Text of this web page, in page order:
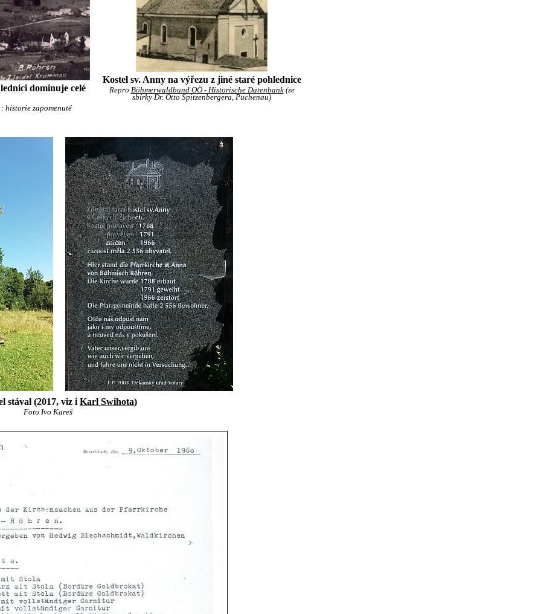
dominuje celé
historie zapomenuté
Kostel sv. Anny na výřezu z jiné staré pohlednice
Repro Böhmerwaldbund OÖ - Historische Datenbank(ze
sbírky Dr. Otto Spitzenbergera, Puchenau)
stával (2017, viz i Karl Swihota)
Foto Ivo Kareš